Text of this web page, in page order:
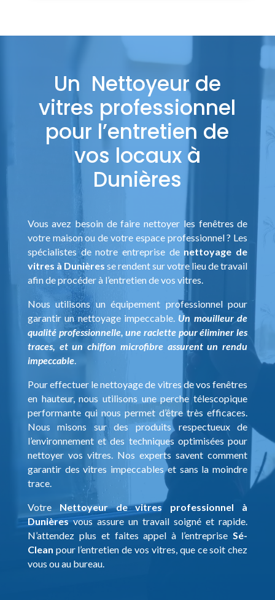
Un Nettoyeur de
vitres professionnel
pour l’entretien de
vos locaux à
Dunières
Vous avez besoin de faire nettoyer les fenêtres de
votre maison ou de votre espace professionnel ? Les
spécialistes de notre entreprise de nettoyage de
vitres à Dunières se rendent sur votre lieu de travail
afin de procéder à l’entretien de vos vitres.
Nous utilisons un équipement professionnel pour
garantir un nettoyage impeccable. Un mouilleur de
qualité professionnelle, une raclette pour éliminer les
traces, et un chiffon microfibre assurent un rendu
impeccable.
Pour effectuer le nettoyage de vitres de vos fenêtres
en hauteur, nous utilisons une perche télescopique
performante qui nous permet d’être très efficaces.
Nous misons sur des produits respectueux de
l’environnement et des techniques optimisées pour
nettoyer vos vitres. Nos experts savent comment
garantir des vitres impeccables et sans la moindre
trace.
Votre Nettoyeur de vitres professionnel à
Dunièresvous assure un travail soigné et rapide.
N’attendez plus et faites appel à l’entreprise Sé-
Clean pour l’entretien de vos vitres, que ce soit chez
vous ou au bureau.